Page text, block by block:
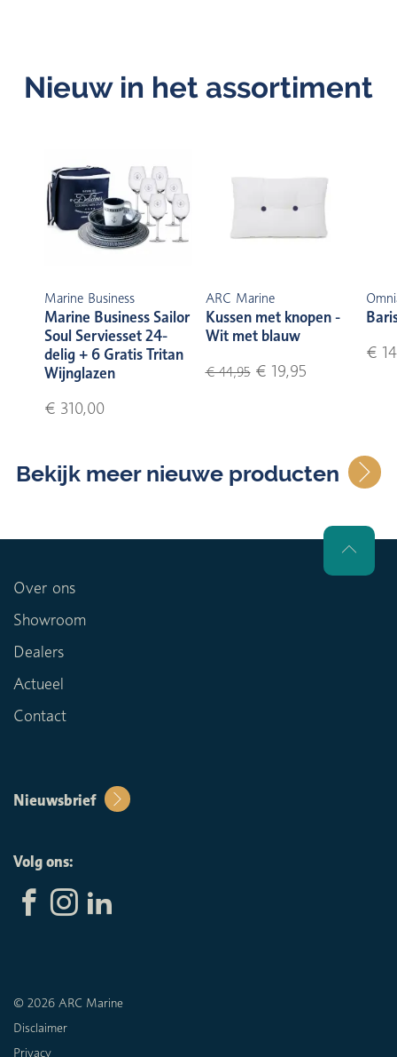
Nieuw in het assortiment
Marine Business
Marine Business Sailor
Soul Serviesset 24-
delig + 6 Gratis Tritan
Wijnglazen
€ 310,00
ARC Marine
Kussen met knopen -
Wit met blauw
€ 44,95€ 19,95
€
Bekijk meer nieuwe producten
Over ons
Showroom
Dealers
Actueel
Contact
Nieuwsbrief
Volg ons:
© 2026 ARC Marine
Disclaimer
Privacy